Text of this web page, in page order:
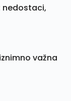
nedostaci,
važna